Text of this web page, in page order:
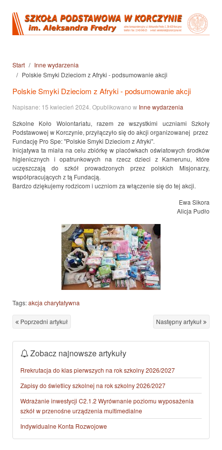
Start
Inne wydarzenia
Polskie Smyki Dzieciom z Afryki - podsumowanie akcji
Polskie Smyki Dzieciom z Afryki - podsumowanie akcji
Napisane: 15 kwiecień 2024 . Opublikowano w Inne wydarzenia
Szkolne Koło Wolontariatu, razem ze wszystkimi uczniami Szkoły
Podstawowej w Korczynie, przyłączyło się do akcji organizowanej przez
Fundację Pro Spe: "Polskie Smyki Dzieciom z Afryki".
Inicjatywa ta miała na celu zbiórkę w placówkach oświatowych środków
higienicznych i opatrunkowych na rzecz dzieci z Kamerunu, które
uczęszczają do szkół prowadzonych przez polskich Misjonarzy,
współpracujących z tą Fundacją.
Bardzo dziękujemy rodzicom i uczniom za włączenie się do tej akcji.
Ewa Sikora
Alicja Pudło
Tags:akcja charytatywna
Poprzedni artykuł Następny artykuł
Zobacz najnowsze artykuły
Rrekrutacja do klas pierwszych na rok szkolny 2026/2027
Zapisy do świetlicy szkolnej na rok szkolny 2026/2027
Wdrażanie inwestycji C2.1.2 Wyrównanie poziomu wyposażenia
szkół w przenośne urządzenia multimedialne
Indywidualne Konta Rozwojowe